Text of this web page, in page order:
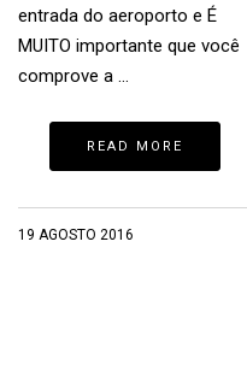
entrada do aeroporto e É
MUITO importante que você
comprove a …
READ MORE
19 AGOSTO 2016